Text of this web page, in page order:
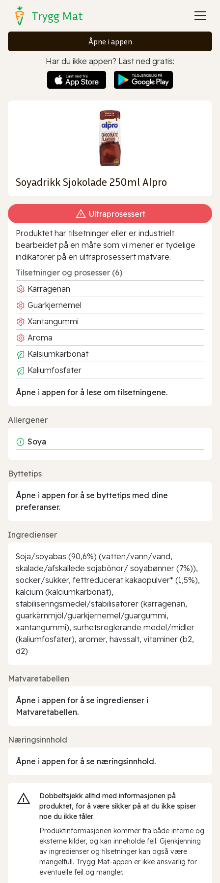
Trygg Mat
Åpne i appen
Har du ikke appen? Last ned gratis:
Soyadrikk Sjokolade 250ml Alpro
Ultraprosessert
Produktet har tilsetninger eller er industrielt
bearbeidet på en måte som vi mener er tydelige
indikatorer på en ultraprosessert matvare.
Tilsetninger og prosesser (6)
Karragenan
Guarkjernemel
Xantangummi
Aroma
Kalsiumkarbonat
Kaliumfosfater
Åpne i appen for å lese om tilsetningene.
Allergener
Soya
Byttetips
Åpne i appen for å se byttetips med dine
preferanser.
Ingredienser
Soja/soyabas (90,6%) (vatten/vann/vand,
skalade/afskallede sojabönor/ soyabønner (7%)),
socker/sukker, fettreducerat kakaopulver* (1,5%),
kalcium (kalciumkarbonat),
stabiliseringsmedel/stabilisatorer (karragenan,
guarkärnmjöl/guarkjernemel/guargummi,
xantangummi), surhetsreglerande medel/midler
(kaliumfosfater), aromer, havssalt, vitaminer (b2,
d2)
Matvaretabellen
Åpne i appen for å se ingredienser i
Matvaretabellen.
Næringsinnhold
Åpne i appen for å se næringsinnhold.
Dobbeltsjekk alltid med informasjonen på
produktet, for å være sikker på at du ikke spiser
noe du ikke tåler.
Produktinformasjonen kommer fra både interne og
eksterne kilder, og kan inneholde feil. Gjenkjenning
av ingredienser og tilsetninger kan også være
mangelfull. Trygg Mat-appen er ikke ansvarlig for
eventuelle feil og mangler.